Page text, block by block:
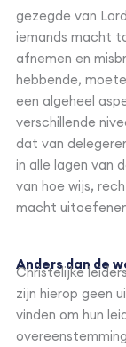
gezegde van
iemands macht
afnemen en
hebbende,
een algeheel
verschillende
dat van
in alle lagen van
van hoe wijs,
macht
Anders dan de
Christelijke
zijn hierop geen
vinden om hun